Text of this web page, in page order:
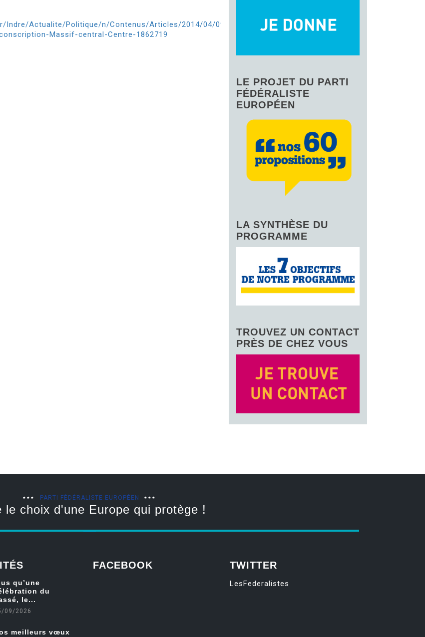
Indre/Actualite/Politique/n/Contenus/Articles/2014/04/09/Europeennes-
Massif-central-Centre-1862719
LE PROJET DU PARTI
FÉDÉRALISTE
EUROPÉEN
LA SYNTHÈSE DU
PROGRAMME
TROUVEZ UN CONTACT
PRÈS DE CHEZ VOUS
PARTI FÉDÉRALISTE EUROPÉEN
le choix d'une Europe qui protège !
qu’une
du
le...
09/2026
meilleurs vœux
FACEBOOK TWITTER
LesFederalistes